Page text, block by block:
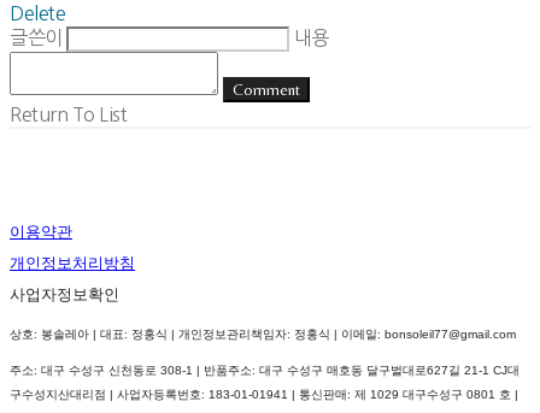
Delete
글쓴이
내용
Comment
Return To List
이용약관
개인정보처리방침
사업자정보확인
상호: 봉솔레아 | 대표: 정홍식 | 개인정보관리책임자: 정홍식 | 이메일: bonsoleil77@gmail.com
주소: 대구 수성구 신천동로 308-1 | 반품주소: 대구 수성구 매호동 달구벌대로627길 21-1 CJ대
구수성지산대리점 | 사업자등록번호: 183-01-01941 | 통신판매: 제 1029 대구수성구 0801 호 |